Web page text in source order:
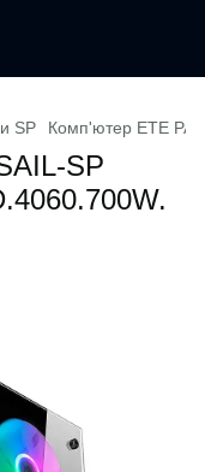
SP Комп'ютер ETE
SP